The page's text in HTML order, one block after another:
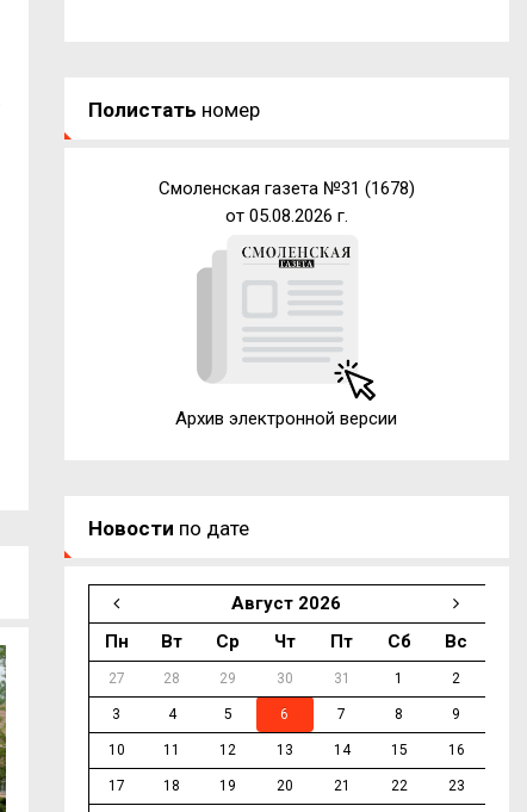
Полистать номер
Смоленская газета №31 (1678)
от 05.08.2026 г.
Архив электронной версии
Новости по дате
Август 2026
Пн
Вт Ср Чт Пт Сб Вс
27 28 29 30 31 1 2
3 4 5 6 7 8 9
10 11 12 13 14 15 16
17 18 19 20 21 22 23